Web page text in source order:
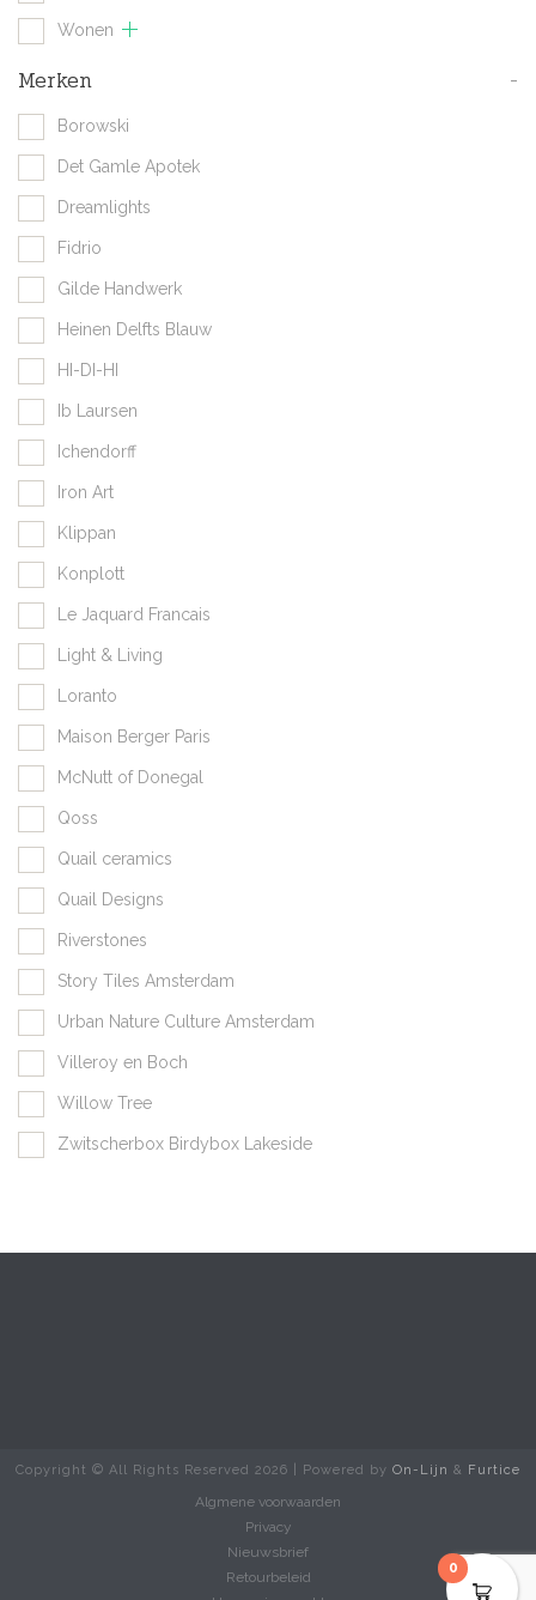
Wonen
Merken -
Borowski
Det Gamle Apotek
Dreamlights
Fidrio
Gilde Handwerk
Heinen Delfts Blauw
HI-DI-HI
Ib Laursen
Ichendorff
Iron Art
Klippan
Konplott
Le Jaquard Francais
Light & Living
Loranto
Maison Berger Paris
McNutt of Donegal
Qoss
Quail ceramics
Quail Designs
Riverstones
Story Tiles Amsterdam
Urban Nature Culture Amsterdam
Villeroy en Boch
Willow Tree
Zwitscherbox Birdybox Lakeside
Copyright © All Rights Reserved 2026 | Powered by On-Lijn & Furtice
Algmene voorwaarden
Privacy
Nieuwsbrief
Retourbeleid
0